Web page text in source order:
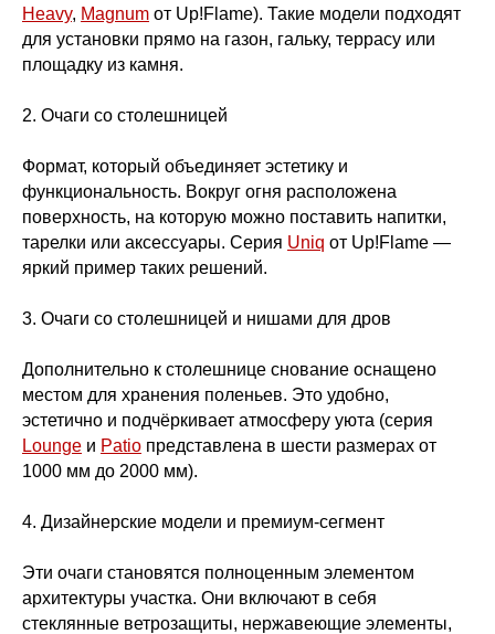
Heavy, Magnum от Up!Flame). Такие модели подходят
для установки прямо на газон, гальку, террасу или
площадку из камня.
2. Очаги со столешницей
Формат, который объединяет эстетику и
функциональность. Вокруг огня расположена
поверхность, на которую можно поставить напитки,
тарелки или аксессуары. Серия Uniq от Up!Flame —
яркий пример таких решений.
3. Очаги со столешницей и нишами для дров
Дополнительно к столешнице снование оснащено
местом для хранения поленьев. Это удобно,
эстетично и подчёркивает атмосферу уюта (cерия
Lounge и Patio представлена в шести размерах от
1000 мм до 2000 мм).
4. Дизайнерские модели и премиум-сегмент
Эти очаги становятся полноценным элементом
архитектуры участка. Они включают в себя
стеклянные ветрозащиты, нержавеющие элементы,